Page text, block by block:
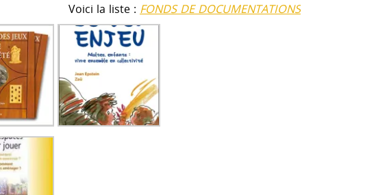
Voici la liste : FONDS DE DOCUMENTATIONS